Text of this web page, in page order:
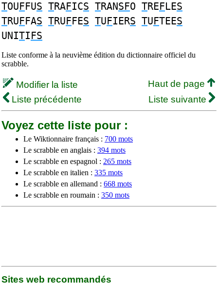
TOUFFUS TRAFICS TRANSFO TREFLES
TRUFFAS TRUFFES TUFIERS TUFTEES
UNITIFS
Liste conforme à la neuvième édition du dictionnaire officiel du
scrabble.
Modifier la liste
Haut de page
Liste précédente
Liste suivante
Voyez cette liste pour :
Le Wiktionnaire français : 700 mots
Le scrabble en anglais : 394 mots
Le scrabble en espagnol : 265 mots
Le scrabble en italien : 335 mots
Le scrabble en allemand : 668 mots
Le scrabble en roumain : 350 mots
Sites web recommandés